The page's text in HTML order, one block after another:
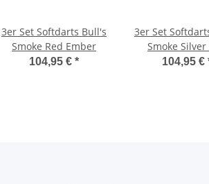
3er Set Softdarts Bull's
Smoke Red Ember
104,95 € *
3er Set
Smoke Silver
104,95 €